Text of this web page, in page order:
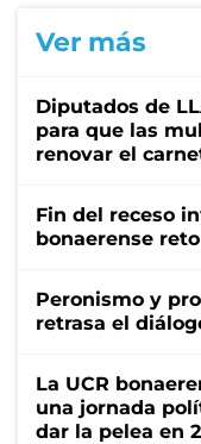
Ver más
Diputados de
para que las
renovar el
Fin del receso
bonaerense
Peronismo y
retrasa el
La UCR
una jornada
dar la pelea en